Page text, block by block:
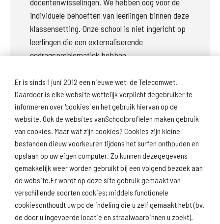
Er is sinds 1 juni 2012 een nieuwe wet, de Telecomwet.
Daardoor is elke website wettelijk verplicht degebruiker te
informeren over 'cookies' en het gebruik hiervan op de
website. Ook de websites vanSchoolprofielen maken gebruik
van cookies. Maar wat zijn cookies? Cookies zijn kleine
bestanden dieuw voorkeuren tijdens het surfen onthouden en
opslaan op uw eigen computer. Zo kunnen dezegegevens
gemakkelijk weer worden gebruikt bij een volgend bezoek aan
de website.Er wordt op deze site gebruik gemaakt van
verschillende soorten cookies; middels functionele
cookiesonthoudt uw pc de indeling die u zelf gemaakt hebt (bv.
de door u ingevoerde locatie en straalwaarbinnen u zoekt).
individuele behoeften van leerlingen binnen deze
klassensetting. Onze school is niet ingericht op
leerlingen die een externaliserende
gedragsproblematiek hebben.
Volgende onderwerp: Deze school
Download
schoolprofiel
Naar
schoolresultaten
(inspectie)